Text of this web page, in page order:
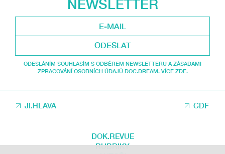
NEWSLETTER
ODESLAT
ODESLÁNÍM SOUHLASÍM S ODBĚREM NEWSLETTERU A ZÁSADAMI
ZPRACOVÁNÍ OSOBNÍCH ÚDAJŮ DOC.DREAM. VÍCE ZDE.
JI.HLAVA CDF
DOK.REVUE
RUBRIKY